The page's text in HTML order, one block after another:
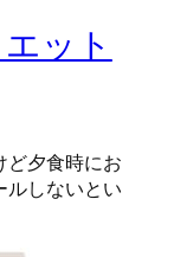
ット
ど夕食時にお
ルしないとい